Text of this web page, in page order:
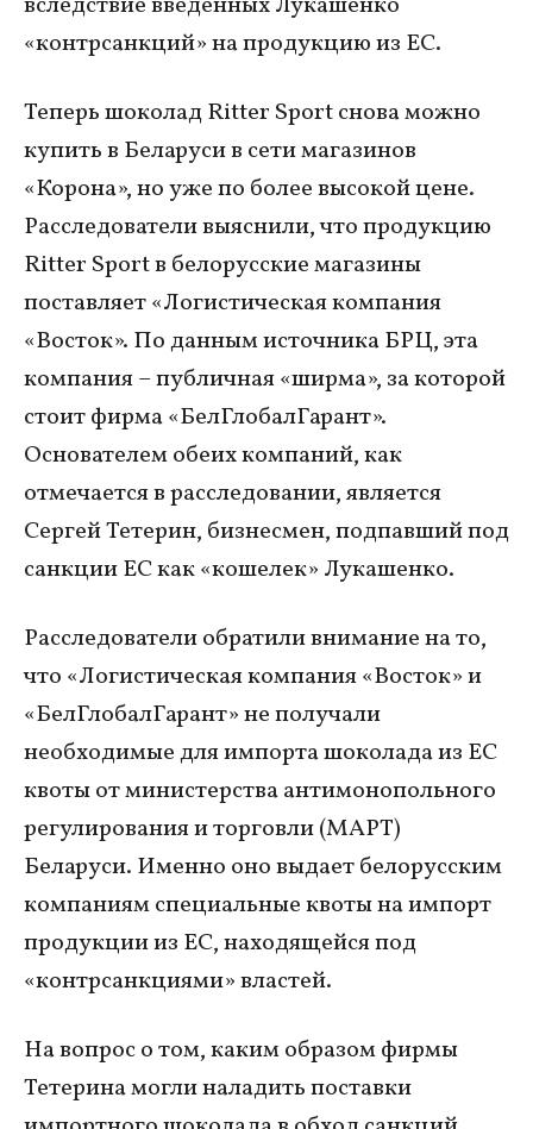
«контрсанкций» на продукцию из ЕС.
Теперь шоколад Ritter Sport снова можно
купить в Беларуси в сети магазинов
«Корона», но уже по более высокой цене.
Расследователи выяснили, что продукцию
Ritter Sport в белорусские магазины
поставляет «Логистическая компания
«Восток». По данным источника БРЦ, эта
компания – публичная «ширма», за которой
стоит фирма «БелГлобалГарант».
Основателем обеих компаний, как
отмечается в расследовании, является
Сергей Тетерин, бизнесмен, подпавший под
санкции ЕС как «кошелек» Лукашенко.
Расследователи обратили внимание на то,
что «Логистическая компания «Восток» и
«БелГлобалГарант» не получали
необходимые для импорта шоколада из ЕС
квоты от министерства антимонопольного
регулирования и торговли (МАРТ)
Беларуси. Именно оно выдает белорусским
компаниям специальные квоты на импорт
продукции из ЕС, находящейся под
«контрсанкциями» властей.
На вопрос о том, каким образом фирмы
Тетерина могли наладить поставки